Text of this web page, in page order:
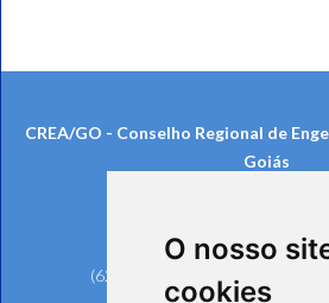
O nosso
cookies
CREA/GO - Conselho Regional de
Goiás
Telefones:
(62) 3221-6200 (Goiânia e